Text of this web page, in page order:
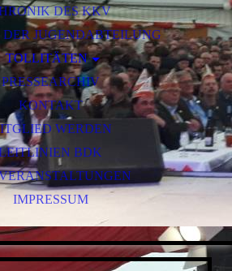
DES KKV
JUGENDABTEILUNG
TOLLITÄTEN
DER STADT
DER JUGEND
PRESSEARCHIV
KONTAKT
WERDEN
BDK
IMPRESSUM